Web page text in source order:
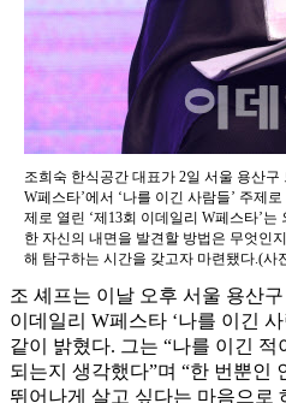
조희숙 한식공간 대표가 2일 서울 용산
W페스타’에서 ‘나를 이긴 사람들’ 주제
제로 열린 ‘제13회 이데일리 W페스타’
한 자신의 내면을 발견할 방법은 무엇인
해 탐구하는 시간을 갖고자 마련됐다.(사
조 셰프는 이날 오후 서울 용산
이데일리 W페스타 ‘나를 이긴
같이 밝혔다. 그는 “나를 이긴
되는지 생각했다”며 “한 번뿐인
뛰어나게 살고 싶다는 마음으로